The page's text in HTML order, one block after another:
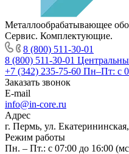
Металлообрабатывающее
Сервис. Комплектующие.
8 (800) 511-30-01
8 (800) 511-30-01
+7 (342) 235-75-60 Пн–Пт: с
Заказать звонок
E-mail
info@in-core.ru
Адрес
г. Пермь, ул.
Режим работы
Пн. – Пт.: с 07:00 до 16:00